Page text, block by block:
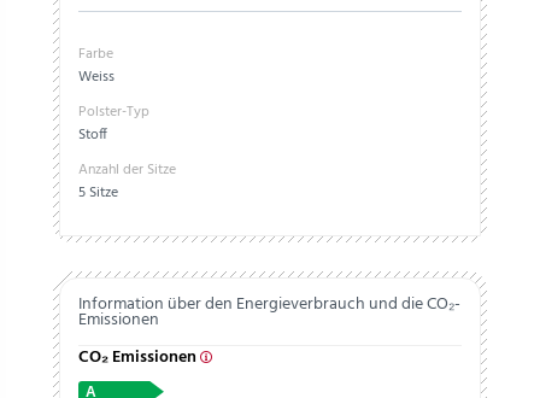
Farbe
Weiss
Polster-Typ
Stoff
Anzahl der Sitze
5 Sitze
Information über den Energieverbrauch und die CO₂-
Emissionen
CO₂ Emissionen